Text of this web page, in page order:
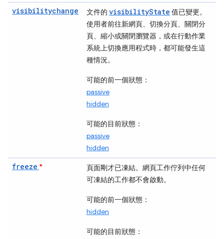
visibilitychange 文件的 visibilityState 值已變更。
使用者前往新網頁、切換分頁、關閉分
頁、縮小或關閉瀏覽器，或在行動作業
系統上切換應用程式時，都可能發生這
種情況。
可能的前一個狀態：
passive
hidden
可能的目前狀態：
passive
hidden
freeze *
頁面剛才已凍結。網頁工作佇列中任何
可凍結的工作都不會啟動。
可能的前一個狀態：
hidden
可能的目前狀態：